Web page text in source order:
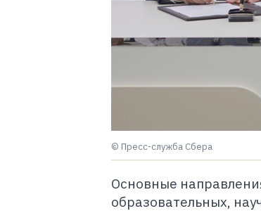
© Пресс-служба Сбера
Основные
образовательных,